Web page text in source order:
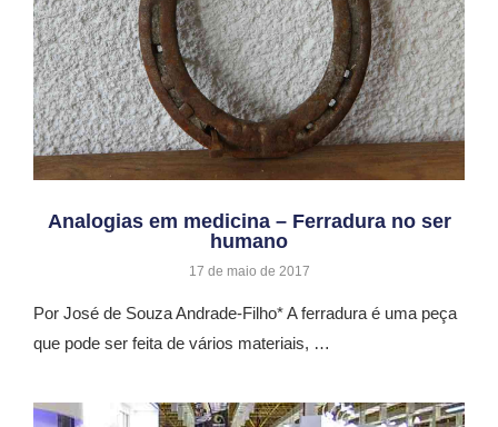
Analogias em medicina – Ferradura no ser
humano
17 de maio de 2017
Por José de Souza Andrade-Filho* A ferradura é uma peça
que pode ser feita de vários materiais, …